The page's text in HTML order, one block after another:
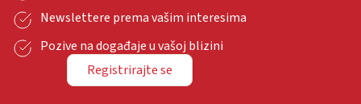
Newslettere prema vašim interesima
Pozive na događaje u vašoj blizini
Registrirajte se